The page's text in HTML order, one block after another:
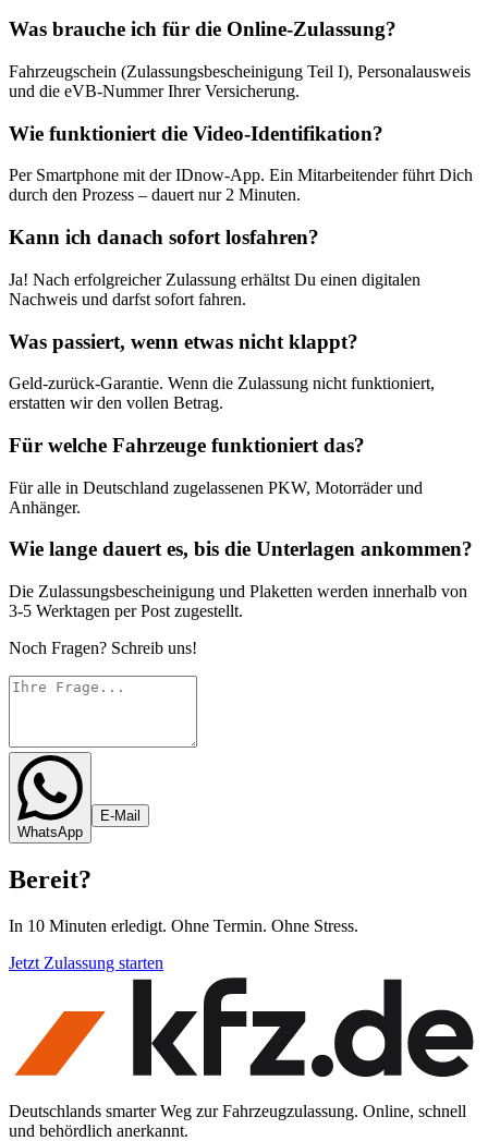
Was brauche ich für die Online-Zulassung?
Fahrzeugschein (Zulassungsbescheinigung Teil I), Personalausweis
und die eVB-Nummer Ihrer Versicherung.
Wie funktioniert die Video-Identifikation?
Per Smartphone mit der IDnow-App. Ein Mitarbeitender führt Dich
durch den Prozess – dauert nur 2 Minuten.
Kann ich danach sofort losfahren?
Ja! Nach erfolgreicher Zulassung erhältst Du einen digitalen
Nachweis und darfst sofort fahren.
Was passiert, wenn etwas nicht klappt?
Geld-zurück-Garantie. Wenn die Zulassung nicht funktioniert,
erstatten wir den vollen Betrag.
Für welche Fahrzeuge funktioniert das?
Für alle in Deutschland zugelassenen PKW, Motorräder und
Anhänger.
Wie lange dauert es, bis die Unterlagen ankommen?
Die Zulassungsbescheinigung und Plaketten werden innerhalb von
3-5 Werktagen per Post zugestellt.
Noch Fragen? Schreib uns!
WhatsApp
E-Mail
Bereit?
In 10 Minuten erledigt. Ohne Termin. Ohne Stress.
Jetzt Zulassung starten
Deutschlands smarter Weg zur Fahrzeugzulassung. Online, schnell
und behördlich anerkannt.